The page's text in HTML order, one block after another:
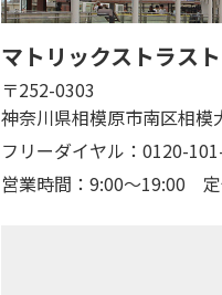
マトリックストラス
〒252-0303
神奈川県相模原市南区相
フリーダイヤル：0120-
営業時間：9:00～19:00